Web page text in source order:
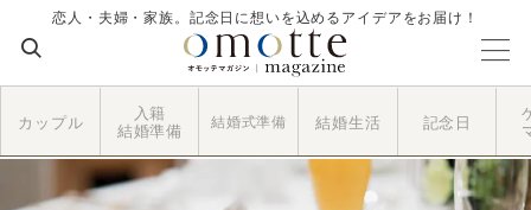
恋人・夫婦・家族。記念日に想いを込めるアイデアをお届け！
カップル
入籍
結婚準備
結婚式準備 結婚生活 記念日